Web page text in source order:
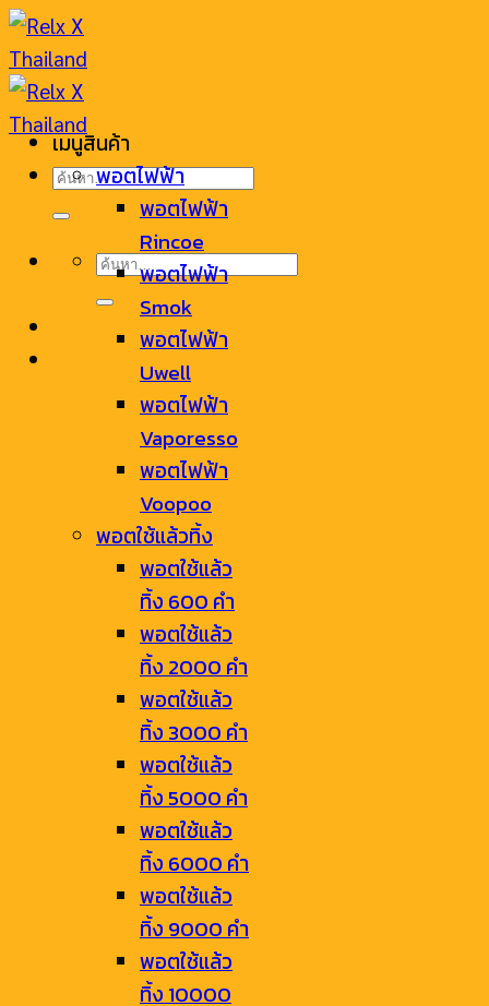
Skip
to
content
ค้นหา:
ค้นหา:
เมนูสินค้า
พอตไฟฟ้า
พอตไฟฟ้า
Rincoe
พอตไฟฟ้า
Smok
พอตไฟฟ้า
Uwell
พอตไฟฟ้า
Vaporesso
พอตไฟฟ้า
Voopoo
พอตใช้แล้วทิ้ง
พอตใช้แล้ว
ทิ้ง 600 คำ
พอตใช้แล้ว
ทิ้ง 2000 คำ
พอตใช้แล้ว
ทิ้ง 3000 คำ
พอตใช้แล้ว
ทิ้ง 5000 คำ
พอตใช้แล้ว
ทิ้ง 6000 คำ
พอตใช้แล้ว
ทิ้ง 9000 คำ
พอตใช้แล้ว
ทิ้ง 10000